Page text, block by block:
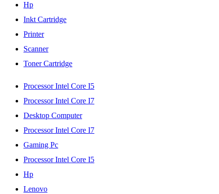
Hp
Inkt Cartridge
Printer
Scanner
Toner Cartridge
Processor Intel Core I5
Processor Intel Core I7
Desktop Computer
Processor Intel Core I7
Gaming Pc
Processor Intel Core I5
Hp
Lenovo